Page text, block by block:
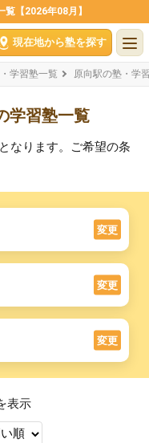
【2026年08月】
現在地から塾を探す
学習塾一覧 原向駅の塾・学
学習塾一覧
なります。ご希望の条
変更
変更
変更
表示